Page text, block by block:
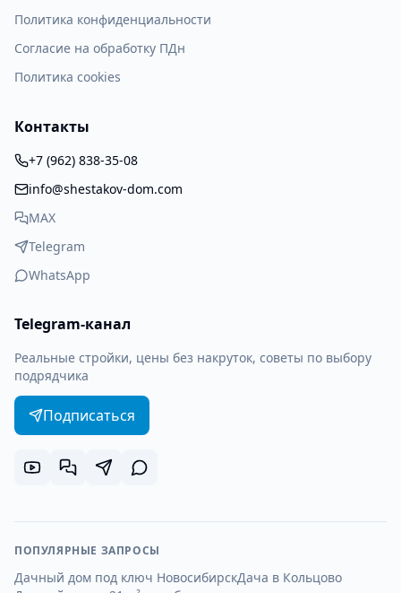
Политика конфиденциальности
Согласие на обработку ПДн
Политика cookies
Контакты
+7 (962) 838-35-08
info@shestakov-dom.com
MAX
Telegram
WhatsApp
Telegram-канал
Реальные стройки, цены без накруток, советы по выбору
подрядчика
Подписаться
ПОПУЛЯРНЫЕ ЗАПРОСЫ
Дачный дом под ключ НовосибирскДача в Кольцово